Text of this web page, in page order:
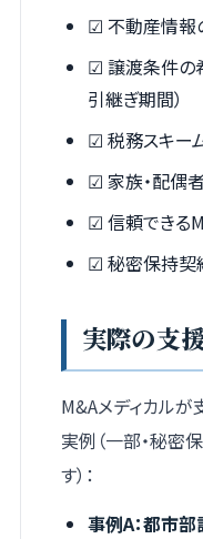
☑ 不動産情報
☑ 譲渡条件の
引継ぎ期間）
☑ 税務スキー
☑ 家族・配偶
☑ 信頼できる
☑ 秘密保持契
実際の支
M&Aメディカル
実例（一部・秘密
す）：
事例A：都市